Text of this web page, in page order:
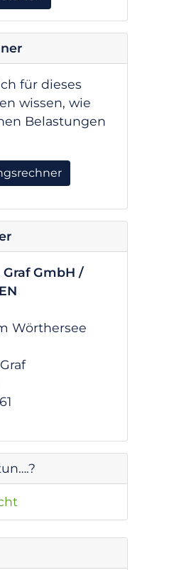
für dieses
wissen, wie
Belastungen
Graf GmbH /
Wörthersee